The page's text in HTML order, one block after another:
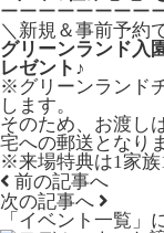
ーーーーーーーー
＼新規＆事前予約
グリーンランド入
レゼント♪
※グリーンランド
します。
そのため、お渡し
宅への郵送となり
※来場特典は1家族
前の記事へ
次の記事へ
「イベント一覧」